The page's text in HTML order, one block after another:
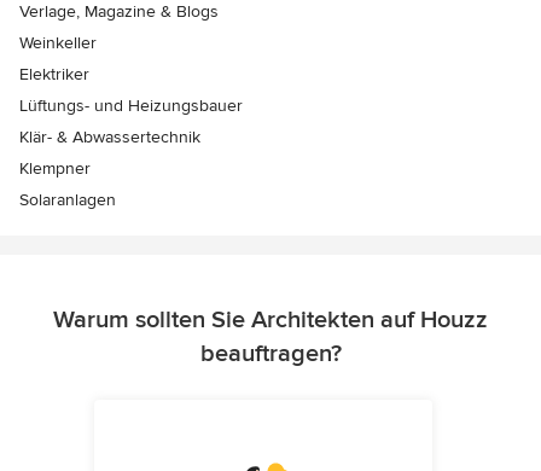
Verlage, Magazine & Blogs
Weinkeller
Elektriker
Lüftungs- und Heizungsbauer
Klär- & Abwassertechnik
Klempner
Solaranlagen
Warum sollten Sie Architekten auf Houzz
beauftragen?